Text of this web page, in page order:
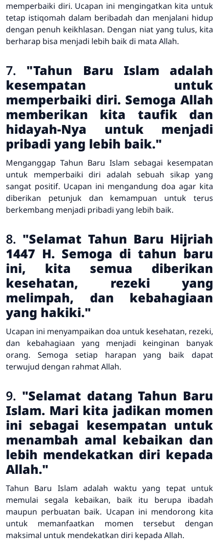
memperbaiki diri. Ucapan ini mengingatkan kita untuk
tetap istiqomah dalam beribadah dan menjalani hidup
dengan penuh keikhlasan. Dengan niat yang tulus, kita
berharap bisa menjadi lebih baik di mata Allah.
7. "Tahun Baru Islam adalah
kesempatan untuk
memperbaiki diri. Semoga Allah
memberikan kita taufik dan
hidayah-Nya untuk menjadi
pribadi yang lebih baik."
Menganggap Tahun Baru Islam sebagai kesempatan
untuk memperbaiki diri adalah sebuah sikap yang
sangat positif. Ucapan ini mengandung doa agar kita
diberikan petunjuk dan kemampuan untuk terus
berkembang menjadi pribadi yang lebih baik.
8. "Selamat Tahun Baru Hijriah
1447 H. Semoga di tahun baru
ini, kita semua diberikan
kesehatan, rezeki yang
melimpah, dan kebahagiaan
yang hakiki."
Ucapan ini menyampaikan doa untuk kesehatan, rezeki,
dan kebahagiaan yang menjadi keinginan banyak
orang. Semoga setiap harapan yang baik dapat
terwujud dengan rahmat Allah.
9. "Selamat datang Tahun Baru
Islam. Mari kita jadikan momen
ini sebagai kesempatan untuk
menambah amal kebaikan dan
lebih mendekatkan diri kepada
Allah."
Tahun Baru Islam adalah waktu yang tepat untuk
memulai segala kebaikan, baik itu berupa ibadah
maupun perbuatan baik. Ucapan ini mendorong kita
untuk memanfaatkan momen tersebut dengan
maksimal untuk mendekatkan diri kepada Allah.